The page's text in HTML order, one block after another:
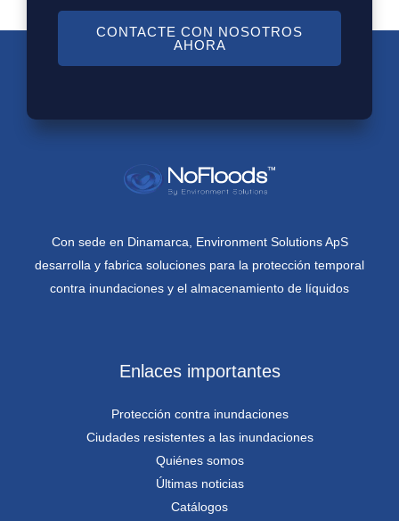
CONTACTE CON NOSOTROS
AHORA
Con sede en Dinamarca, Environment Solutions ApS
desarrolla y fabrica soluciones para la protección temporal
contra inundaciones y el almacenamiento de líquidos
Enlaces importantes
Protección contra inundaciones
Ciudades resistentes a las inundaciones
Quiénes somos
Últimas noticias
Catálogos